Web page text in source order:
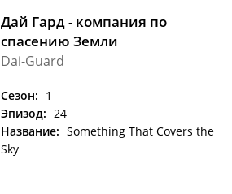
Дай Гард - компания по
спасению Земли
Dai-Guard
Сезон: 1
Эпизод: 24
Название: Something That Covers the
Sky